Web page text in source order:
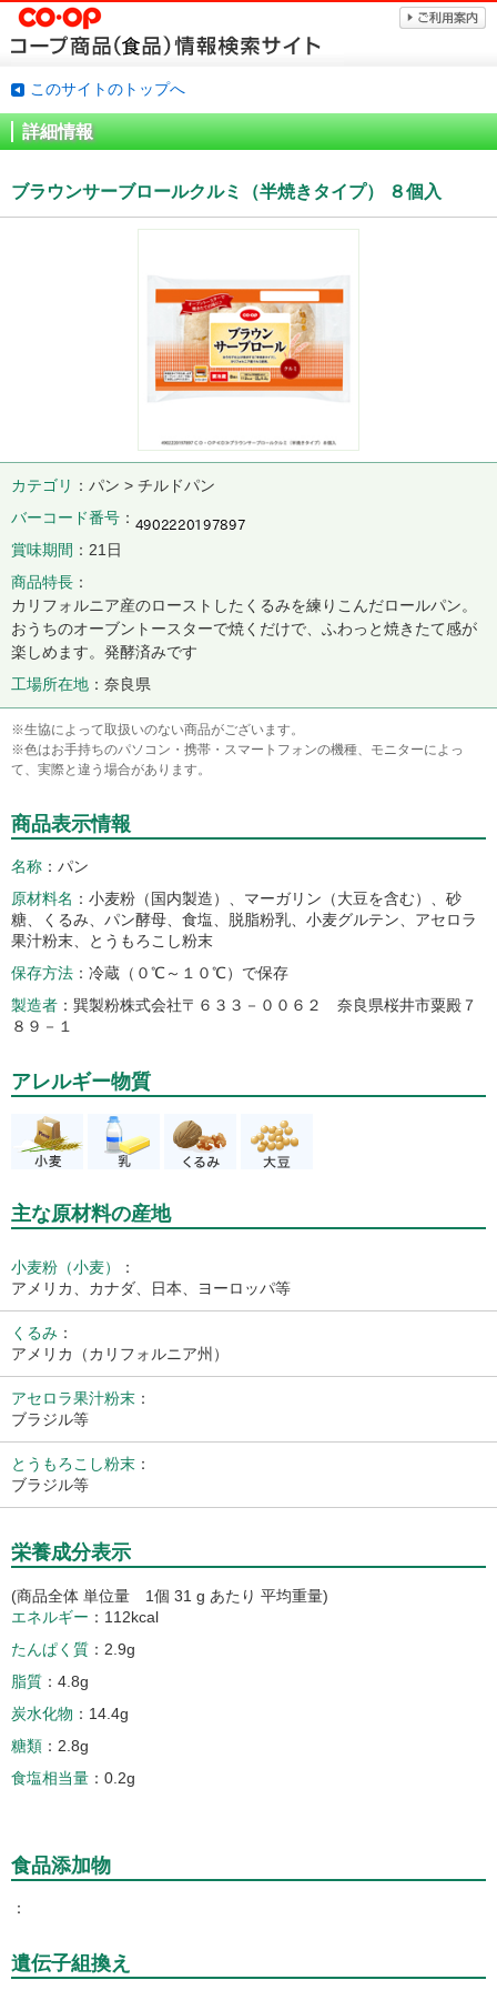
このサイトのトップへ
詳細情報
ブラウンサーブロールクルミ（半焼きタイプ） ８個入
カテゴリ
パン > チルドパン
バーコード番号
賞味期間
21日
商品特長
カリフォルニア産のローストしたくるみを練りこんだロールパン。
おうちのオーブントースターで焼くだけで、ふわっと焼きたて感が
楽しめます。発酵済みです
工場所在地
奈良県
※生協によって取扱いのない商品がございます。
※色はお手持ちのパソコン・携帯・スマートフォンの機種、モニターによっ
て、実際と違う場合があります。
商品表示情報
名称
パン
原材料名
小麦粉（国内製造）、マーガリン（大豆を含む）、砂
糖、くるみ、パン酵母、食塩、脱脂粉乳、小麦グルテン、アセロラ
果汁粉末、とうもろこし粉末
保存方法
冷蔵（０℃～１０℃）で保存
製造者
巽製粉株式会社〒６３３－００６２ 奈良県桜井市粟殿７
８９－１
アレルギー物質
主な原材料の産地
小麦粉（小麦）
：
アメリカ、カナダ、日本、ヨーロッパ等
くるみ ：
アメリカ（カリフォルニア州）
アセロラ果汁粉末 ：
ブラジル等
とうもろこし粉末 ：
ブラジル等
栄養成分表示
(商品全体 単位量 1個 31 g あたり 平均重量)
エネルギー
112kcal
たんぱく質
2.9g
脂質
4.8g
炭水化物
14.4g
糖類
2.8g
食塩相当量
0.2g
食品添加物
遺伝子組換え